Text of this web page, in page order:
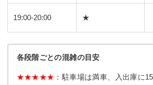
19:00-20:00 ★
各段階ごとの混雑の目安
★★★★★ ：駐車場は満車、入出庫に